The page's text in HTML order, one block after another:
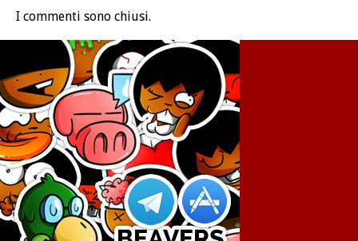
I commenti sono chiusi.